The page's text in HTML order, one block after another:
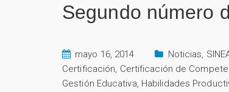
Segundo número
mayo 16, 2014 Noticias,
Certificación, Certificación de
Gestión Educativa, Habilidades